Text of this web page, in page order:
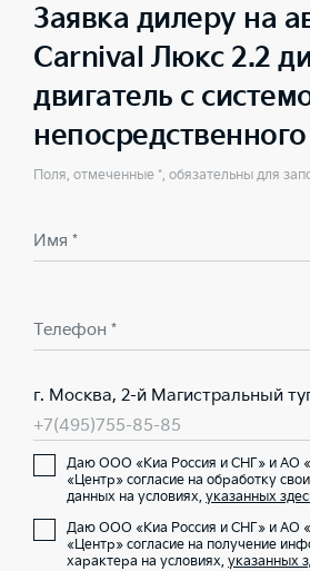
Заявка дилеру на
Carnival Люкс 2.2
двигатель с
Поля, отмеченные *, обязательны для
Имя *
Телефон *
г. Москва, 2-й Магистральный
+7(495)755-85-85
Даю ООО «Киа Россия и СНГ» и АО
«Центр» согласие на обработку
данных на условиях, указанных
Даю ООО «Киа Россия и СНГ» и АО
«Центр» согласие на получение
характера на условиях, указанных